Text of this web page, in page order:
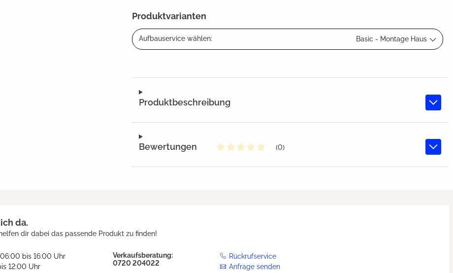
Produktvarianten
Aufbauservice wählen: Basic - Montage Haus
Produktbeschreibung
Bewertungen
(0)
da.
dir dabei das passende Produkt zu finden!
bis 16:00 Uhr
12:00 Uhr
Verkaufsberatung:
0720 204022
Rückrufservice
Anfrage senden